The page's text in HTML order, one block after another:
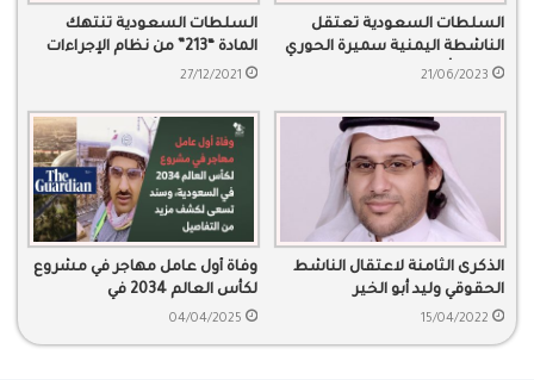
السلطات السعودية تعتقل
الناشطة اليمنية سميرة الحوري
ونجلها أحمد الحريري
21/06/2023
السلطات السعودية تنتهك
المادة “213” من نظام الإجراءات
الجزائي
27/12/2021
الذكرى الثامنة لاعتقال الناشط
الحقوقي وليد أبو الخير
15/04/2022
وفاة أول عامل مهاجر في مشروع
لكأس العالم 2034 في
السعودية، وسند تسعى لكشف
04/04/2025